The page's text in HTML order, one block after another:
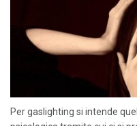
Per gaslighting si intende